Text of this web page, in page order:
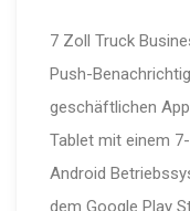
7 Zoll Truck
Push-
geschäftlichen
Tablet mit einem
Android
dem Google Play